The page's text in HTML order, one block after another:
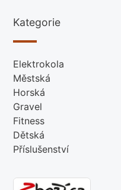
Kategorie
Elektrokola
Městská
Horská
Gravel
Fitness
Dětská
Příslušenství